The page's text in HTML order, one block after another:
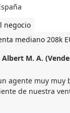
negocio
mediano 208k
Albert M. A.
agente muy muy
de nuestra
de